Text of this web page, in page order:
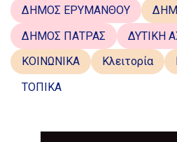
ΔΗΜΟΣ ΕΡΥΜΑΝΘΟΥ
ΔΗΜΟΣ ΠΑΤΡΑΣ
ΔΥΤΙΚΗ
ΚΟΙΝΩΝΙΚΑ
Κλειτορία
ΤΟΠΙΚΑ